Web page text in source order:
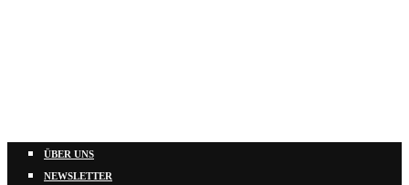
ÜBER UNS
NEWSLETTER